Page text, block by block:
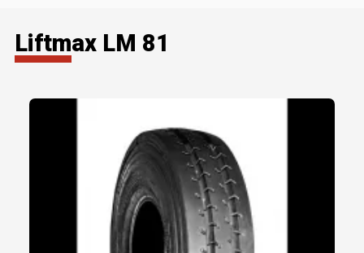
Liftmax LM 81